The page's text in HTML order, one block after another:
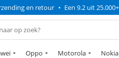
en retour • Een 9.2 uit
Oppo Motorola Nokia